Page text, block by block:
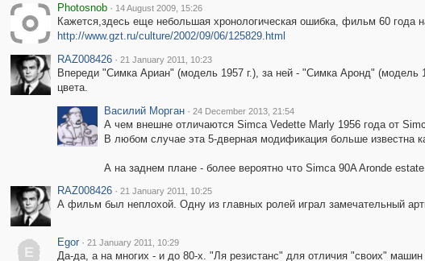
Photosnob · 14 August 2009, 15:26
Кажется,здесь еще небольшая хронологическая ошибка, фильм 60 года
http://www.gzt.ru/culture/2002/09/06/125829.html
RAZ008426 · 21 January 2011, 10:23
Впереди "Симка Ариан" (модель 1957 г.), за ней - "Симка Аронд"
цвета.
Василий Морган · 24 December 2013, 21:54
А чем внешне отличаются Simca Vedette Marly 1956 года от
В любом случае эта 5-дверная модификация больше известна
А на заднем плане - более вероятно что Simca 90A Aronde
RAZ008426 · 21 January 2011, 10:25
А фильм был неплохой. Одну из главных ролей играл замечательный
E
Egor · 21 January 2011, 10:29
Да-да, а на многих - и до 80-х. "Ля резистанс" для отличия "своих"